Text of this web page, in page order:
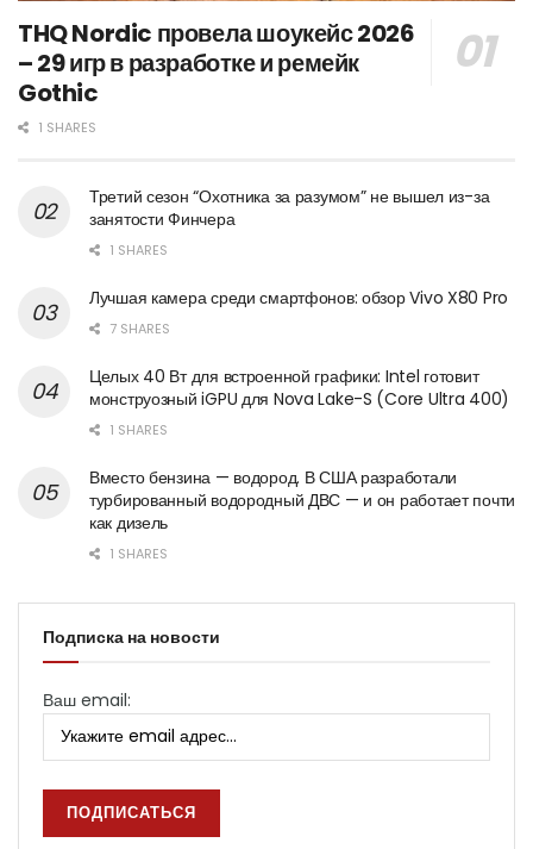
THQ Nordic провела шоукейс 2026
– 29 игр в разработке и ремейк
Gothic
1 SHARES
Третий сезон “Охотника за разумом” не вышел из-за
занятости Финчера
1 SHARES
Лучшая камера среди смартфонов: обзор Vivo X80 Pro
7 SHARES
Целых 40 Вт для встроенной графики: Intel готовит
монструозный iGPU для Nova Lake-S (Core Ultra 400)
1 SHARES
Вместо бензина — водород. В США разработали
турбированный водородный ДВС — и он работает почти
как дизель
1 SHARES
Подписка на новости
Ваш email: